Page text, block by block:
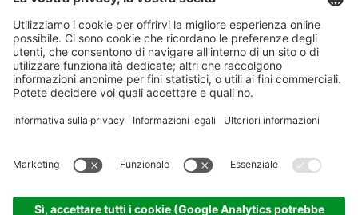
Niederstätter SpA
Sedi
Gamma prodotti
Link utili